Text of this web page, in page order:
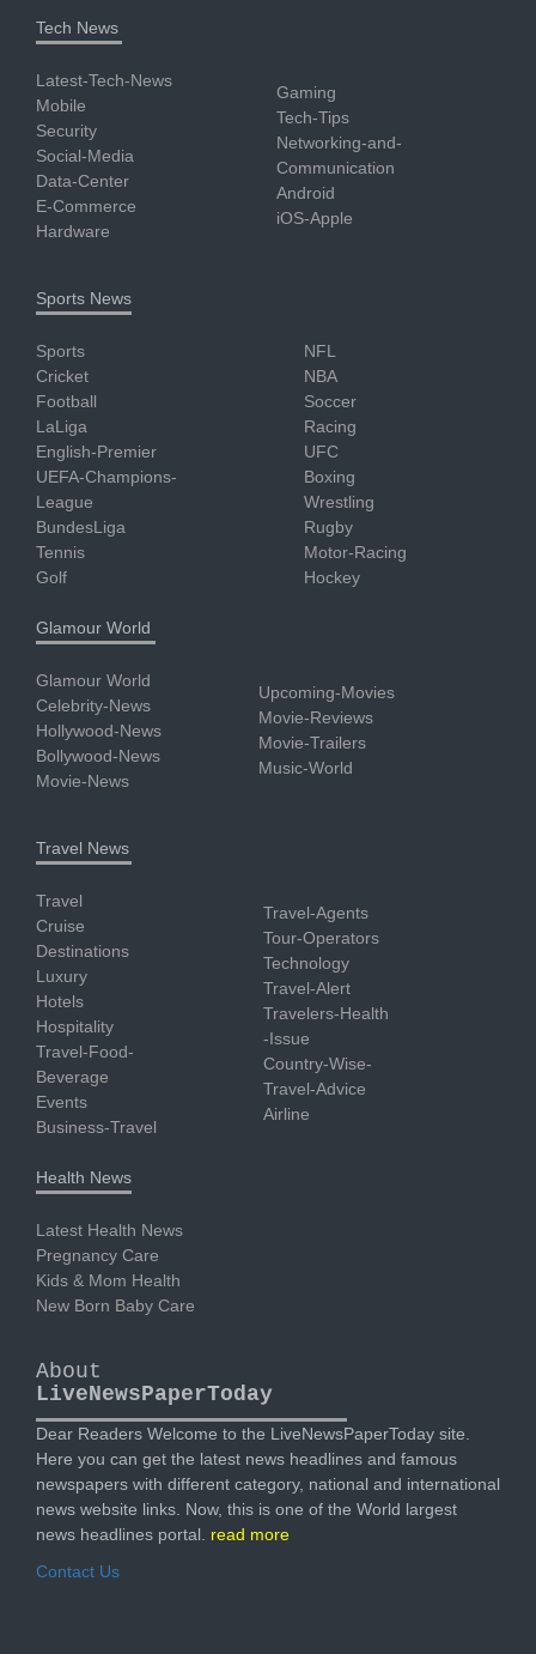
Tech News
Latest-Tech-News
Mobile
Security
Social-Media
Data-Center
E-Commerce
Hardware
Gaming
Tech-Tips
Networking-and-
Communication
Android
iOS-Apple
Sports News
Sports
Cricket
Football
LaLiga
English-Premier
UEFA-Champions-
League
BundesLiga
Tennis
Golf
NFL
NBA
Soccer
Racing
UFC
Boxing
Wrestling
Rugby
Motor-Racing
Hockey
Glamour World
Glamour World
Celebrity-News
Hollywood-News
Bollywood-News
Movie-News
Upcoming-Movies
Movie-Reviews
Movie-Trailers
Music-World
Travel News
Travel
Cruise
Destinations
Luxury
Hotels
Hospitality
Travel-Food-
Beverage
Events
Business-Travel
Travel-Agents
Tour-Operators
Technology
Travel-Alert
Travelers-Health
-Issue
Country-Wise-
Travel-Advice
Airline
Health News
Latest Health News
Pregnancy Care
Kids & Mom Health
New Born Baby Care
About
LiveNewsPaperToday
Dear Readers Welcome to the LiveNewsPaperToday site.
Here you can get the latest news headlines and famous
newspapers with different category, national and international
news website links. Now, this is one of the World largest
news headlines portal. read more
Contact Us